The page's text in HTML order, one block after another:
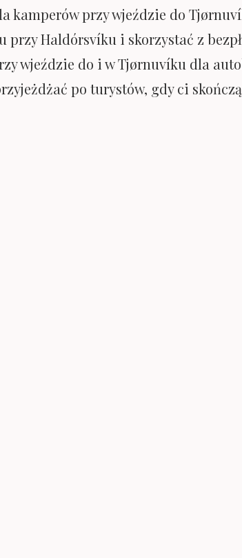
kamperów przy wjeździe do
Haldórsvíku i skorzystać z
wjeździe do i w Tjørnuvíku dla
po turystów, gdy ci